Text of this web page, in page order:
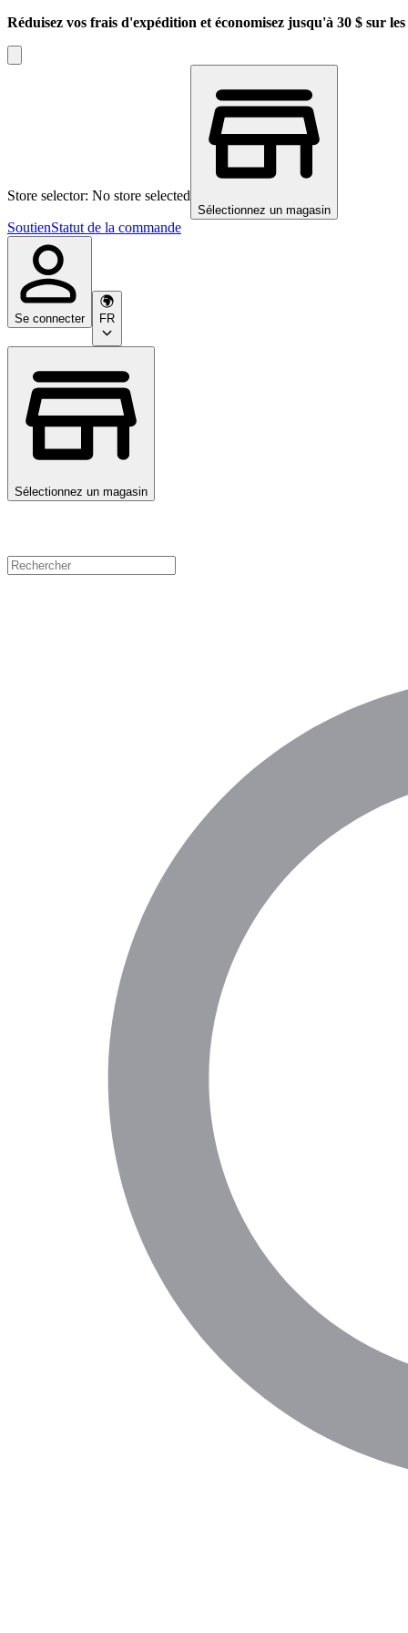
Réduisez vos frais d'expédition et économisez jusqu'à 30 $ sur
Store selector: No store selected
Sélectionnez un magasin
SoutienStatut de la commande
Se connecter FR
Sélectionnez un magasin